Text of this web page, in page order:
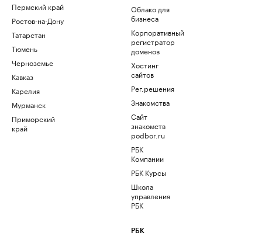
Пермский край
Ростов-на-Дону
Татарстан
Тюмень
Черноземье
Кавказ
Карелия
Мурманск
Приморский
край
Облако для
бизнеса
Корпоративный
регистратор
доменов
Хостинг
сайтов
Рег.решения
Знакомства
Сайт
знакомств
podbor.ru
РБК
Компании
РБК Курсы
Школа
управления
РБК
РБК